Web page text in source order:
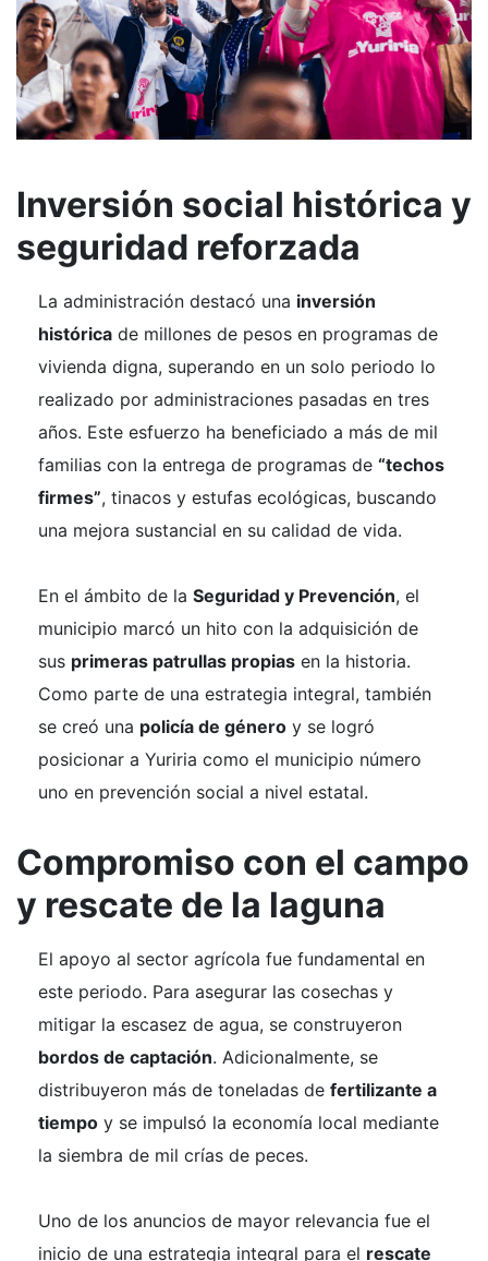
Inversión social histórica y
seguridad reforzada
La administración destacó una inversión
histórica de millones de pesos en programas de
vivienda digna, superando en un solo periodo lo
realizado por administraciones pasadas en tres
años. Este esfuerzo ha beneficiado a más de mil
familias con la entrega de programas de “techos
firmes”, tinacos y estufas ecológicas, buscando
una mejora sustancial en su calidad de vida.
En el ámbito de la Seguridad y Prevención, el
municipio marcó un hito con la adquisición de
sus primeras patrullas propias en la historia.
Como parte de una estrategia integral, también
se creó una policía de género y se logró
posicionar a Yuriria como el municipio número
uno en prevención social a nivel estatal.
Compromiso con el campo
y rescate de la laguna
El apoyo al sector agrícola fue fundamental en
este periodo. Para asegurar las cosechas y
mitigar la escasez de agua, se construyeron
bordos de captación. Adicionalmente, se
distribuyeron más de toneladas de fertilizante a
tiempo y se impulsó la economía local mediante
la siembra de mil crías de peces.
Uno de los anuncios de mayor relevancia fue el
inicio de una estrategia integral para el rescate